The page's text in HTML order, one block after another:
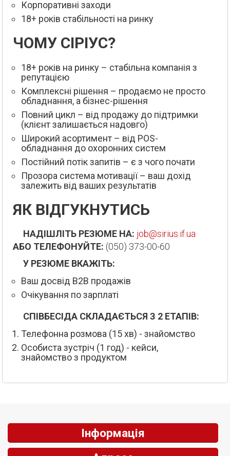
Корпоративні заходи
18+ років стабільності на ринку
ЧОМУ СІРІУС?
18+ років на ринку – стабільна компанія з
репутацією
Комплексні рішення – продаємо не просто
обладнання, а бізнес-рішення
Повний цикл – від продажу до підтримки
(клієнт залишається надовго)
Широкий асортимент – від POS-
обладнання до охоронних систем
Постійний потік запитів – є з чого почати
Прозора система мотивації – ваш дохід
залежить від ваших результатів
ЯК ВІДГУКНУТИСЬ
НАДІШЛІТЬ РЕЗЮМЕ НА: job@sirius.if.ua
АБО ТЕЛЕФОНУЙТЕ: (050) 373-00-60
У РЕЗЮМЕ ВКАЖІТЬ:
Ваш досвід B2B продажів
Очікування по зарплаті
СПІВБЕСІДА СКЛАДАЄТЬСЯ З 2 ЕТАПІВ:
Телефонна розмова (15 хв) - знайомство
Особиста зустріч (1 год) - кейси,
знайомство з продуктом
Інформація